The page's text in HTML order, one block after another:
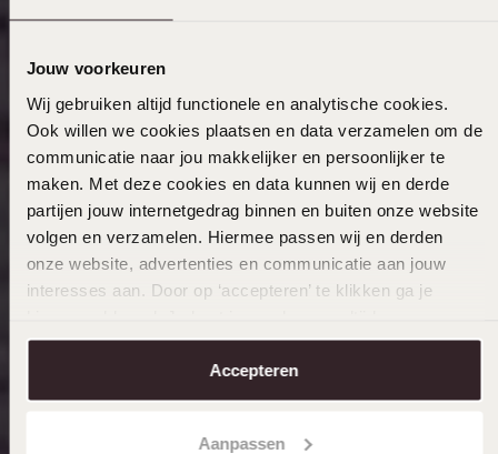
Jouw voorkeuren
Wij gebruiken altijd functionele en analytische cookies.
Ook willen we cookies plaatsen en data verzamelen om de
communicatie naar jou makkelijker en persoonlijker te
maken. Met deze cookies en data kunnen wij en derde
partijen jouw internetgedrag binnen en buiten onze website
volgen en verzamelen. Hiermee passen wij en derden
onze website, advertenties en communicatie aan jouw
interesses aan. Door op ‘accepteren’ te klikken ga je
aanpassen. Lees er meer over in onscookiebeleid.
Accepteren
Aanpassen